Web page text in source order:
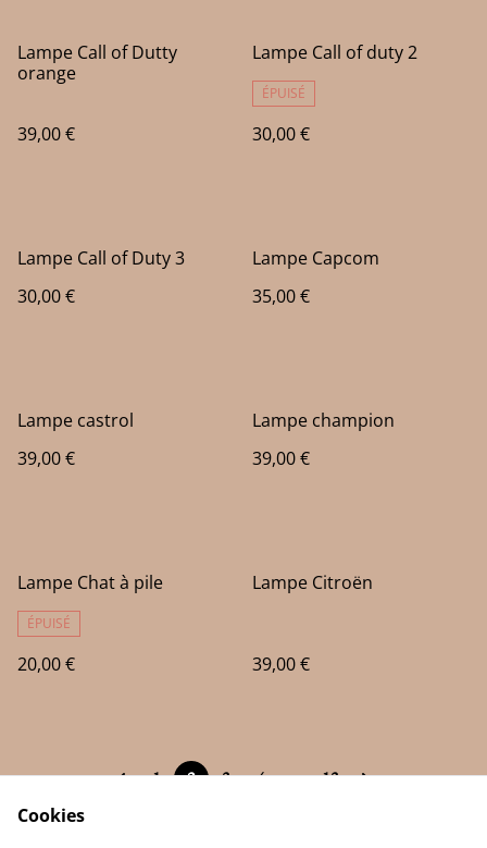
Lampe Call of Dutty
orange
39,00 €
Lampe Call of duty 2
ÉPUISÉ
30,00 €
Lampe Call of Duty 3
30,00 €
Lampe Capcom
35,00 €
Lampe castrol
39,00 €
Lampe champion
39,00 €
Lampe Chat à pile
ÉPUISÉ
20,00 €
Lampe Citroën
39,00 €
1 2 3 4 ... 13
Cookies